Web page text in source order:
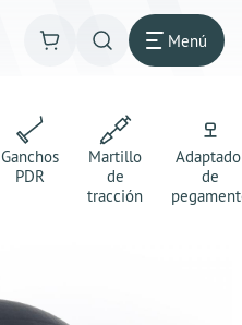
Menú
Ganchos
PDR
Martillo
de
tracción
de